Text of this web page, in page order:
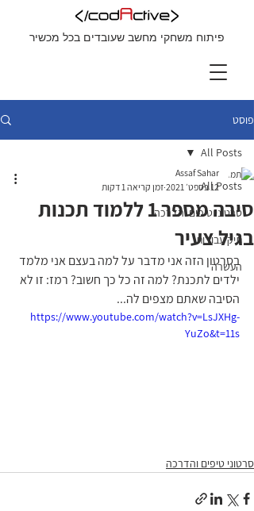
פיתוח משחקי מחשב שעובדים בכל מכשיר
פוסט
All Posts
סרטוני טיפים והדרכה
תיק עבודות
העשרה
All Posts
סיבה מספר 1 ללמוד תכנות
בגיל צעיר
Assaf Sahar
12 בספט׳ 2021
זמן קריאה 1 דקות
בסרטון הזה אני מדבר על למה בעצם אני מלמד
ילדים לתכנת? למה זה כל כך חשוב? רמז: זו לא
הסיבה שאתם מצפים לה...
https://www.youtube.com/watch?v=LsJXHg-
YuZo&t=11s
סרטוני טיפים והדרכה